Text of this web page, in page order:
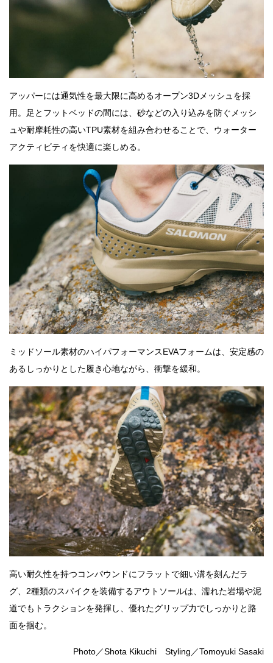
アッパーには通気性を最大限に高めるオープン3Dメッシュを採
用。足とフットベッドの間には、砂などの入り込みを防ぐメッシ
ュや耐摩耗性の高いTPU素材を組み合わせることで、ウォーター
アクティビティを快適に楽しめる。
ミッドソール素材のハイパフォーマンスEVAフォームは、安定感の
あるしっかりとした履き心地ながら、衝撃を緩和。
高い耐久性を持つコンパウンドにフラットで細い溝を刻んだラ
グ、2種類のスパイクを装備するアウトソールは、濡れた岩場や泥
道でもトラクションを発揮し、優れたグリップ力でしっかりと路
面を掴む。
Photo／Shota Kikuchi Styling／Tomoyuki Sasaki